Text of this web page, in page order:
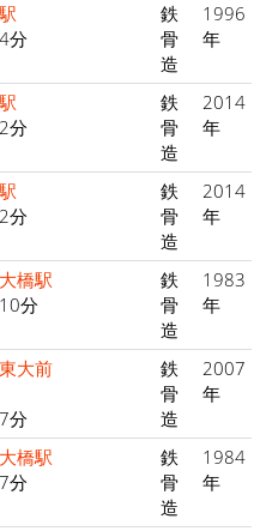
分
鉄
骨
造
1996
年
分
鉄
骨
造
2014
年
分
鉄
骨
造
2014
年
橋駅
分
鉄
骨
造
1983
年
大前
分
鉄
骨
造
2007
年
橋駅
分
鉄
骨
造
1984
年